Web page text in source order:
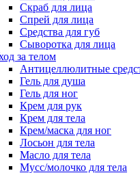
Скраб для лица
Спрей для лица
Средства для губ
Сыворотка для лица
за телом
Антицеллюлитные
Гель для душа
Гель для ног
Крем для рук
Крем для тела
Крем/маска для ног
Лосьон для тела
Масло для тела
Мусс/молочко для тела